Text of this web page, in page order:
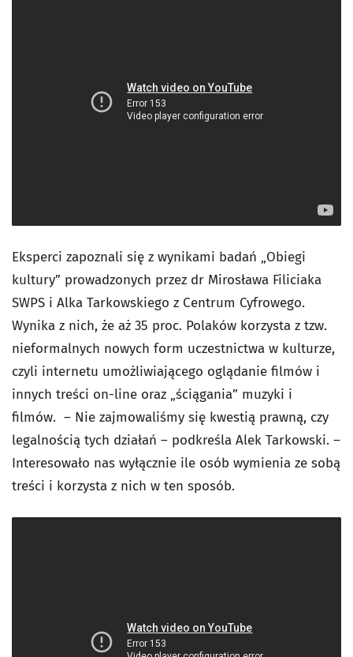
Eksperci zapoznali się z wynikami badań „Obiegi
kultury” prowadzonych przez dr Mirosława Filiciaka
SWPS i Alka Tarkowskiego z Centrum Cyfrowego.
Wynika z nich, że aż 35 proc. Polaków korzysta z tzw.
nieformalnych nowych form uczestnictwa w kulturze,
czyli internetu umożliwiającego oglądanie filmów i
innych treści on-line oraz „ściągania” muzyki i
filmów. – Nie zajmowaliśmy się kwestią prawną, czy
legalnością tych działań – podkreśla Alek Tarkowski. –
Interesowało nas wyłącznie ile osób wymienia ze sobą
treści i korzysta z nich w ten sposób.